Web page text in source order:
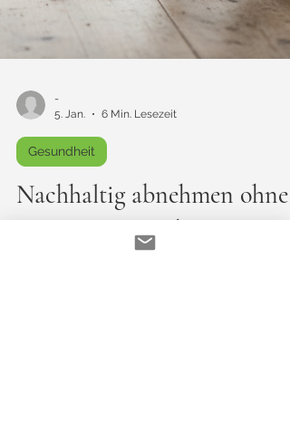
6 Min. Lesezeit
Gesundheit
Nachhaltig abnehmen ohne
Diät: Neustart ohne